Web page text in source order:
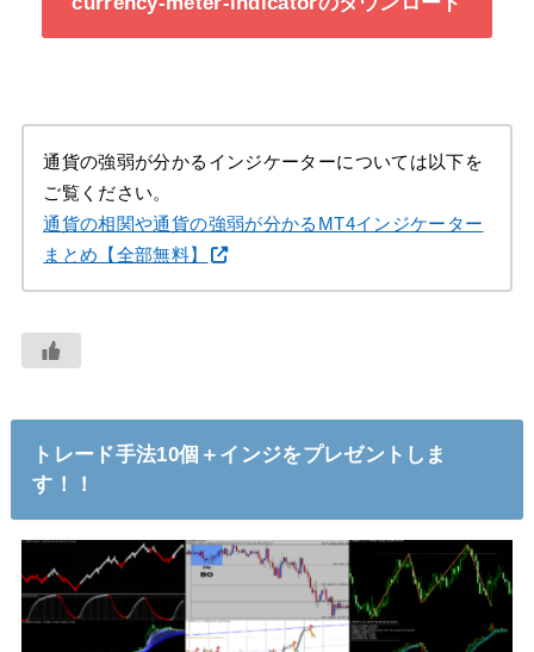
通貨の強弱が分かるインジケーターについては以下を
ご覧ください。
通貨の相関や通貨の強弱が分かるMT4インジケーター
まとめ【全部無料】
トレード手法10個＋インジをプレゼントしま
す！！